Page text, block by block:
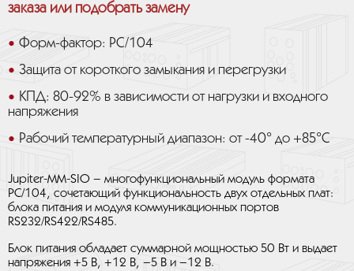
заказа или подобрать замену
Форм-фактор: PC/104
Защита от короткого замыкания и перегрузки
КПД: 80-92% в зависимости от нагрузки и входного
напряжения
Рабочий температурный диапазон: от -40° до +85°С
Jupiter-MM-SIO – многофункциональный модуль формата
PC/104, сочетающий функциональность двух отдельных плат:
блока питания и модуля коммуникационных портов
RS232/RS422/RS485.
Блок питания обладает суммарной мощностью 50 Вт и выдает
напряжения +5 В, +12 В, –5 В и –12 В.